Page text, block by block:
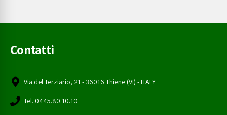
Contatti
Via del Terziario, 21 - 36016 Thiene (VI) - ITALY
Tel. 0445.80.10.10